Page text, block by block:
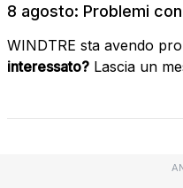
8 agosto: Problemi con
WINDTRE sta avendo
interessato? Lascia un